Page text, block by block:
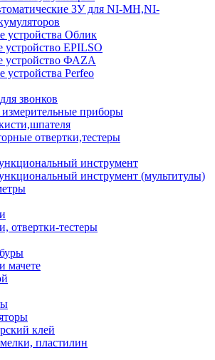
ЗУ для NI-MH,NI-
устройства Облик
устройство EPILSO
устройство ФАZА
устройства Perfeo
звонков
приборы
отвертки,тестеры
инструмент
инструмент (мультитулы)
отвертки-тестеры
мачете
клей
пластилин